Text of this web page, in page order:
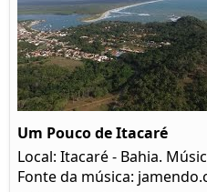
Um Pouco de Itacaré
Local: Itacaré - Bahia.
Fonte da música: